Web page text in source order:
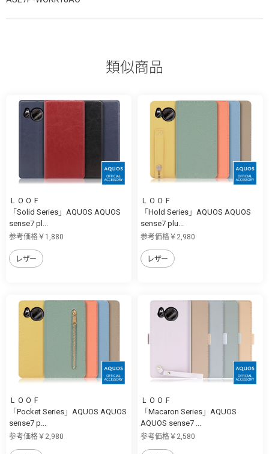
類似商品
ＬＯＯＦ
「Solid Series」AQUOS AQUOS
sense7 pl...
参考価格￥1,880
レザー
ＬＯＯＦ
「Hold Series」AQUOS AQUOS
sense7 plu...
参考価格￥2,980
レザー
ＬＯＯＦ
「Pocket Series」AQUOS AQUOS
sense7 p...
参考価格￥2,980
ＬＯＯＦ
「Macaron Series」AQUOS
AQUOS sense7 ...
参考価格￥2,580